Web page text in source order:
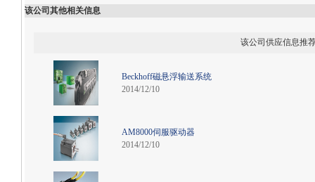
该公司其他相关信息
该公司供应信息推
Beckhoff磁悬浮输送系统
2014/12/10
AM8000伺服驱动器
2014/12/10